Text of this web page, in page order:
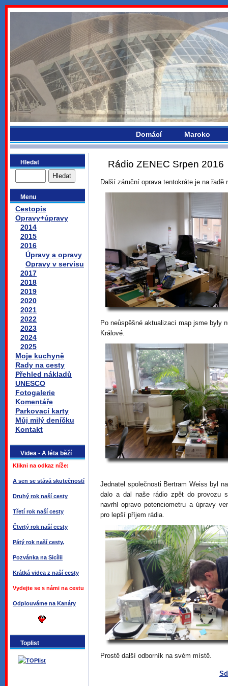
bydlikemevropou.com
Domácí Maroko
Hledat
Menu
Cestopis
Opravy+úpravy
2014
2015
2016
Úpravy a opravy
Opravy v servisu
2017
2018
2019
2020
2021
2022
2023
2024
2025
Moje kuchyně
Rady na cesty
Přehled nákladů
UNESCO
Fotogalerie
Komentáře
Parkovací karty
Můj milý deníčku
Kontakt
Videa - A léta běží
Klikni na odkaz níže:
A sen se stává skutečností
Druhý rok naší cesty
Třetí rok naší cesty
Čtvrtý rok naší cesty
Pátý rok naší cesty.
Pozvánka na Sicílii
Krátká videa z naší cesty
Vydejte se s námi na cestu
Odplouváme na Kanáry
Toplist
Rádio ZENEC Srpen 2016
Další záruční oprava tentokráte je na řadě
Po neůspěšné aktualizaci map jsme byly
Králové.
Jednatel společnosti Bertram Weiss byl
dalo a dal naše rádio zpět do provozu
navrhl opravo potenciometru a úpravy
pro lepší příjem rádia.
Prostě další odborník na svém místě.